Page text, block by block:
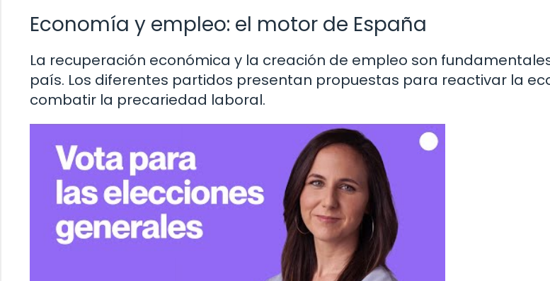
Economía y empleo: el motor de España
La recuperación económica y la creación de empleo son
país. Los diferentes partidos presentan propuestas para reactivar la
combatir la precariedad laboral.